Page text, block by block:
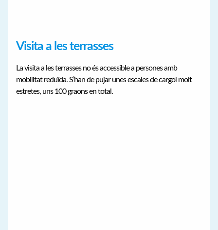
Visita a les terrasses
La visita a les terrasses no és accessible a persones amb
mobilitat reduïda. S’han de pujar unes escales de cargol molt
estretes, uns 100 graons en total.